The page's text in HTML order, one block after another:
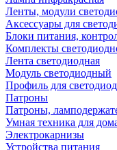
Ленты, модули
Аксессуары для
Блоки питания,
Комплекты
Лента светодиодная
Модуль светодиодный
Профиль для
Патроны
Патроны,
Умная техника для
Электрокарнизы
Устройства питания